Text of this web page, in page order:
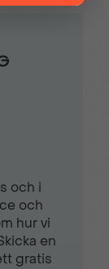
system
och i
och
hur vi
en
gratis